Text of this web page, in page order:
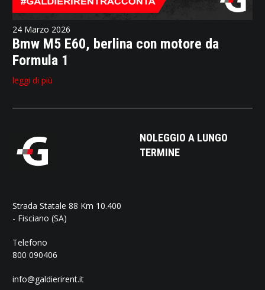
24 Marzo 2026
Bmw M5 E60, berlina con motore da
Formula 1
leggi di più
Strada Statale 88 Km 10.400
- Fisciano (SA)
Telefono
800 090406
info@galdierirent.it
NOLEGGIO A LUNGO
TERMINE